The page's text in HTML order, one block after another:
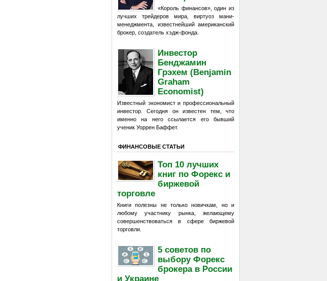
«Король финансов», один из
лучших трейдеров мира, виртуоз мани-
менеджмента, известнейший американский
брокер, создатель хэдж-фонда.
Инвестор
Бенджамин
Грэхем (Benjamin
Graham
Economist)
Известный экономист и профессиональный
инвестор. Сегодня он известен тем, что
именно на него ссылается его бывший
ученик Уоррен Баффет.
ФИНАНСОВЫЕ СТАТЬИ
Топ 10 лучших
книг по Форекс и
биржевой
торговле
Книги полезны не только новичкам, но и
любому участнику рынка, желающему
совершенствоваться в сфере биржевой
торговли.
5 советов по
выбору Форекс
брокера в России
и Украине